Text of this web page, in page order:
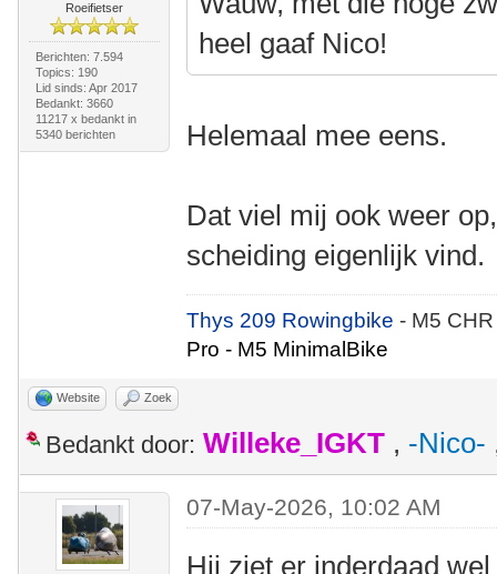
Roeifietser
Berichten: 7.594
Topics: 190
Lid sinds: Apr 2017
Bedankt: 3660
11217 x bedankt in
5340 berichten
heel gaaf Nico!
Helemaal mee eens.
Dat viel mij ook weer
scheiding eigenlijk vind.
Thys 209 Rowingbike- M5
Pro - M5 MinimalBike
Website Zoek
Bedankt door: Willeke_IGKT , -Nico-
07-May-2026, 10:02 AM
Hij ziet er inderdaad